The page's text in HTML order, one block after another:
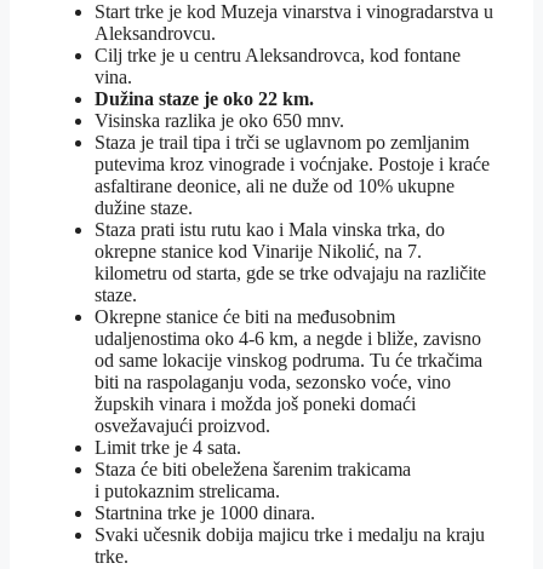
Start trke je kod Muzeja vinarstva i vinogradarstva u
Aleksandrovcu.
Cilj trke je u centru Aleksandrovca, kod fontane
vina.
Dužina staze je oko 22 km.
Visinska razlika je oko 650 mnv.
Staza je trail tipa i trči se uglavnom po zemljanim
putevima kroz vinograde i voćnjake. Postoje i kraće
asfaltirane deonice, ali ne duže od 10% ukupne
dužine staze.
Staza prati istu rutu kao i Mala vinska trka, do
okrepne stanice kod Vinarije Nikolić, na 7.
kilometru od starta, gde se trke odvajaju na različite
staze.
Okrepne stanice će biti na međusobnim
udaljenostima oko 4-6 km, a negde i bliže, zavisno
od same lokacije vinskog podruma. Tu će trkačima
biti na raspolaganju voda, sezonsko voće, vino
župskih vinara i možda još poneki domaći
osvežavajući proizvod.
Limit trke je 4 sata.
Staza će biti obeležena šarenim trakicama
i putokaznim strelicama.
Startnina trke je 1000 dinara.
Svaki učesnik dobija majicu trke i medalju na kraju
trke.